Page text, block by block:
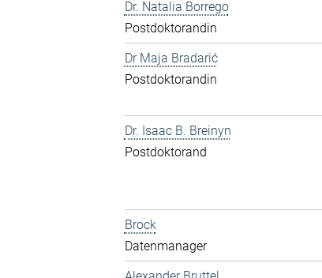
Dr. Natalia Borrego
Postdoktorandin
Dr Maja Bradarić
Postdoktorandin
Dr. Isaac B. Breinyn
Postdoktorand
Brock
Datenmanager